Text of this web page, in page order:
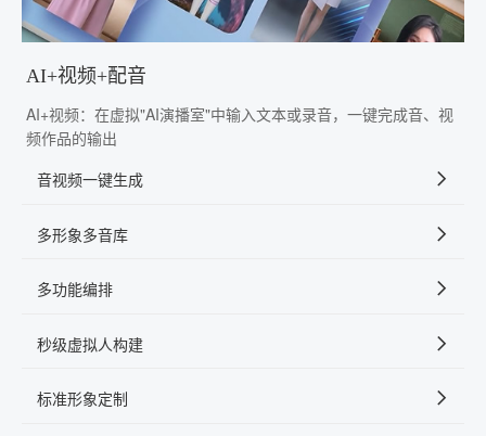
AI+视频+配音
AI+视频：在虚拟"AI演播室"中输入文本或录音，一键完成音、视
频作品的输出
音视频一键生成
多形象多音库
多功能编排
秒级虚拟人构建
标准形象定制